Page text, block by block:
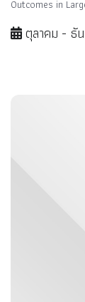
Outcomes in
ตุลาคม - ธั